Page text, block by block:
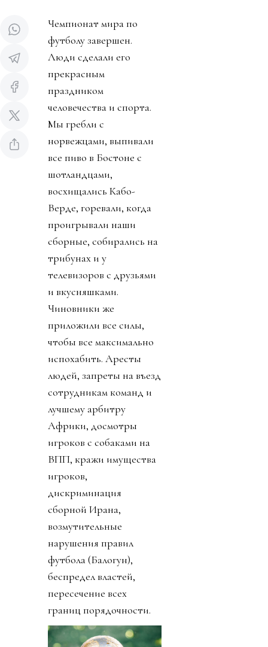
Чемпионат мира по
футболу завершен.
Люди сделали его
прекрасным
праздником
человечества и спорта.
Мы гребли с
норвежцами, выпивали
все пиво в Бостоне с
шотландцами,
восхищались Кабо-
Верде, горевали, когда
проигрывали наши
сборные, собирались на
трибунах и у
телевизоров с друзьями
и вкусняшками.
Чиновники же
приложили все силы,
чтобы все максимально
испохабить. Аресты
людей, запреты на въезд
сотрудникам команд и
лучшему арбитру
Африки, досмотры
игроков с собаками на
ВПП, кражи имущества
игроков,
дискриминация
сборной Ирана,
возмутительные
нарушения правил
футбола (Балогун),
беспредел властей,
пересечение всех
границ порядочности.